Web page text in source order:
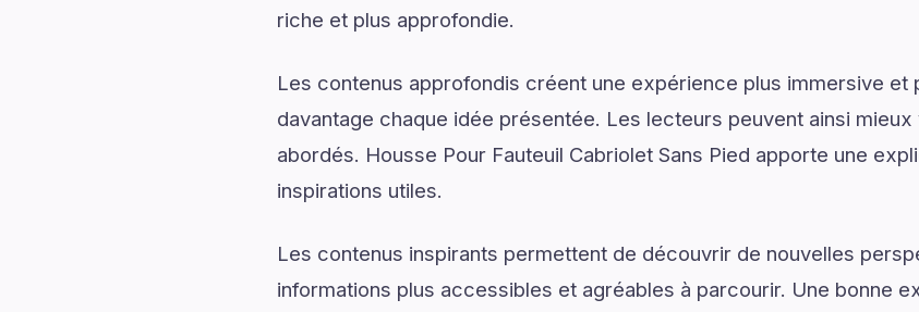
riche et plus approfondie.
Les contenus approfondis créent une expérience plus immersive et
davantage chaque idée présentée. Les lecteurs peuvent ainsi
abordés. Housse Pour Fauteuil Cabriolet Sans Pied apporte une
inspirations utiles.
Les contenus inspirants permettent de découvrir de nouvelles
informations plus accessibles et agréables à parcourir. Une bonne